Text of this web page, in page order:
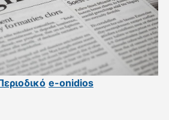
e-onidios